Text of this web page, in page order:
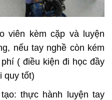
viên kèm cặp và luyện
nếu tay nghề còn kém
( điều kiện đi học đầy
quy tốt)
thực hành luyện tay